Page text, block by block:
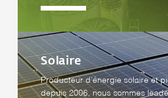
Solaire
Producteur d’énergie solaire et
depuis 2006, nous sommes